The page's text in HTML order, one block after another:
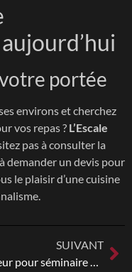
portée
environs et cherchez
vos repas ? L’Escale
pas à consulter la
demander un devis pour
le plaisir d’une cuisine
SUIVANT
Traiteur pour séminaire à Montoire-sur-le-Loir : L’Escale Montoirienne